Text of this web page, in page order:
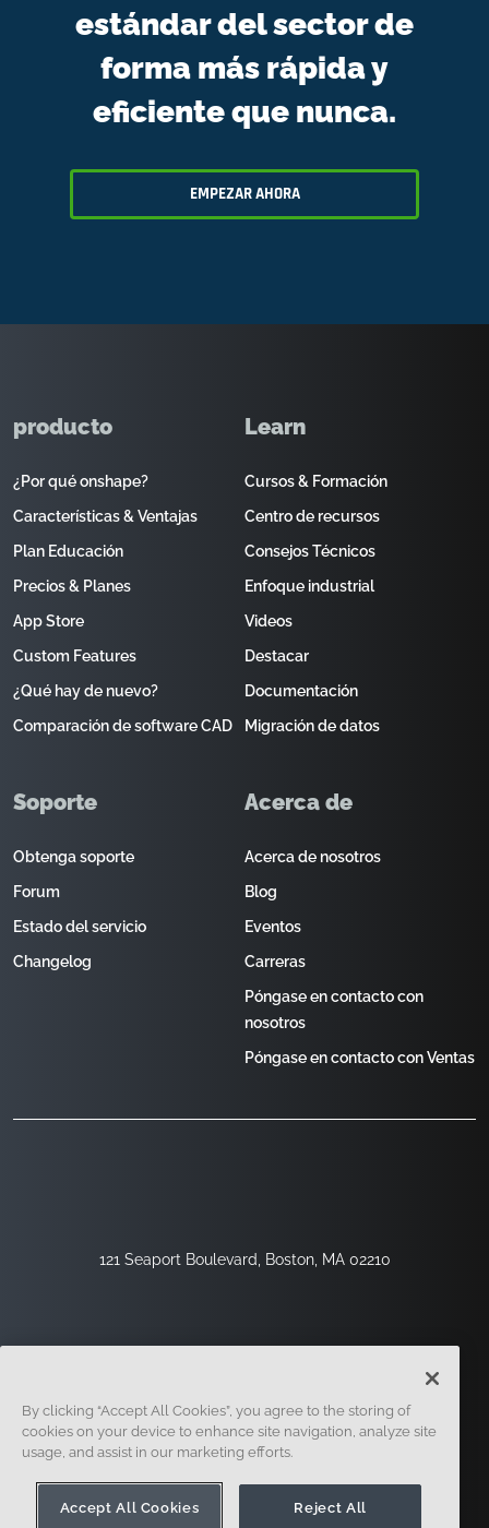
estándar del sector de
forma más rápida y
eficiente que nunca.
EMPEZAR AHORA
121 Seaport Boulevard, Boston, MA 02210
producto
¿Por qué onshape?
Características & Ventajas
Plan Educación
Precios & Planes
App Store
Custom Features
¿Qué hay de nuevo?
Comparación de software CAD
Learn
Cursos & Formación
Centro de recursos
Consejos Técnicos
Enfoque industrial
Videos
Destacar
Documentación
Migración de datos
Soporte
Obtenga soporte
Forum
Estado del servicio
Changelog
Acerca de
Acerca de nosotros
Blog
Eventos
Carreras
Póngase en contacto con
nosotros
Póngase en contacto con Ventas
Seguridad
By clicking “Accept All Cookies”, you agree to the storing of
cookies on your device to enhance site navigation, analyze site
usage, and assist in our marketing efforts.
Accept All Cookies Reject All